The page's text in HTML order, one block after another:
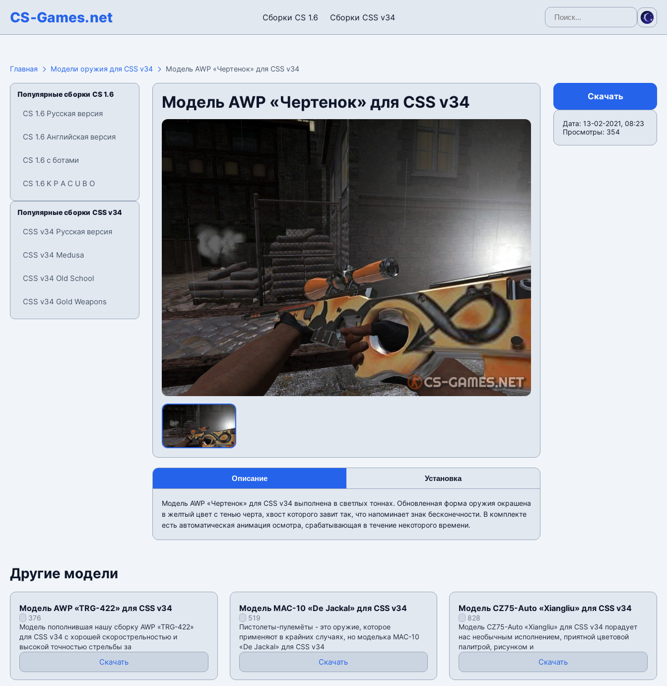
CS-Games.net Сборки CS 1.6 Сборки CSS v34
Главная Модели оружия для CSS v34 Модель AWP «Чертенок» для CSS v34
Популярные сборки CS 1.6
CS 1.6 Русская версия
CS 1.6 Английская версия
CS 1.6 с ботами
CS 1.6 K P A C U B O
Популярные сборки CSS v34
CSS v34 Русская версия
CSS v34 Medusa
CSS v34 Old School
CSS v34 Gold Weapons
Модель AWP «Чертенок» для CSS v34
Описание Установка
Модель AWP «Чертенок» для CSS v34 выполнена в светлых тоннах. Обновленная форма оружия окрашена
в желтый цвет с тенью черта, хвост которого завит так, что напоминает знак бесконечности. В комплекте
есть автоматическая анимация осмотра, срабатывающая в течение некоторого времени.
Скачать
Дата: 13-02-2021, 08:23
Просмотры: 354
Другие модели
Модель AWP «TRG-422» для CSS v34
376
Модель пополнившая нашу сборку AWP «TRG-422»
для CSS v34 с хорошей скорострельностью и
высокой точностью стрельбы за
Скачать
Модель MAC-10 «De Jackal» для CSS v34
519
Пистолеты-пулемёты - это оружие, которое
применяют в крайних случаях, но моделька MAC-10
«De Jackal» для CSS v34
Скачать
Модель CZ75-Auto «Xiangliu» для CSS v34
828
Модель CZ75-Auto «Xiangliu» для CSS v34 порадует
нас необычным исполнением, приятной цветовой
палитрой, рисунком и
Скачать